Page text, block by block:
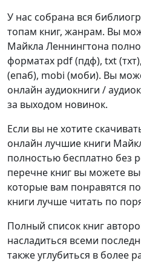
У нас собрана вся
топам книг, жанрам. Вы
Майкла Леннингтона
форматах pdf (пдф), txt
(епаб), mobi (моби). Вы
онлайн аудиокниги /
за выходом новинок.
Если вы не хотите
онлайн лучшие книги
полностью бесплатно без
перечне книг вы можете
которые вам понравятся
книги лучше читать по
Полный список книг
насладиться всеми
также углубиться в более